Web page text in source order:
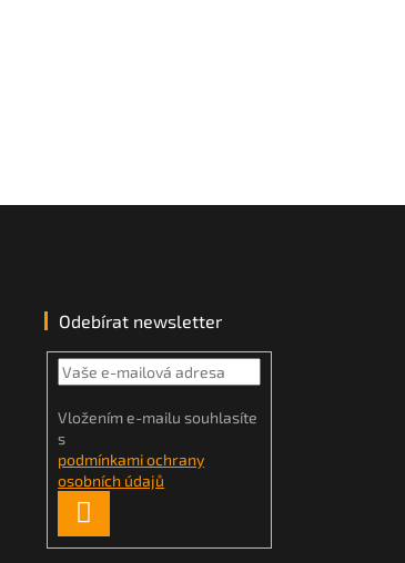
Odebírat newsletter
Vložením e-mailu souhlasíte
s
podmínkami ochrany
osobních údajů
SE